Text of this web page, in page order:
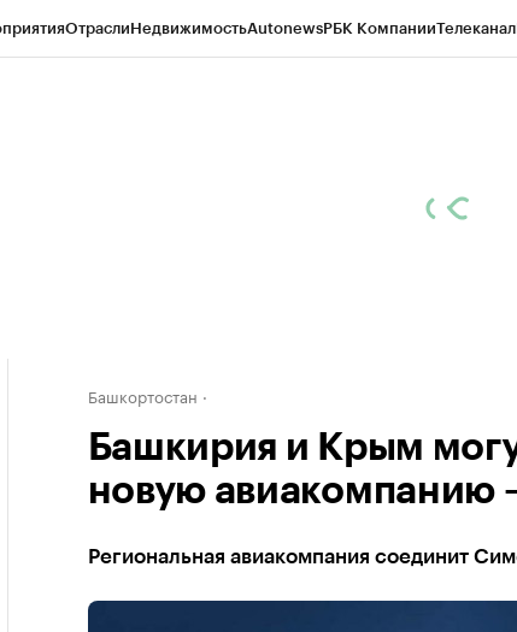
ОтраслиНедвижимостьAutonewsРБК КомпанииТелеканал
Башкортостан
Башкирия и Крым
новую
Региональная авиакомпания соединит